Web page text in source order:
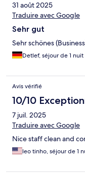
31 août 2025
Traduire avec Google
Sehr gut
Sehr schönes
Detlef, séjour de 1 nuit
Avis vérifié
10/10
7 juil. 2025
Traduire avec Google
Nice staff clean and
leo tinho, séjour de 1